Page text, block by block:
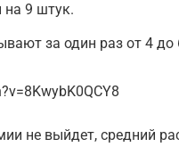
на 9 штук.
за один раз от 4 до
не выйдет, средний